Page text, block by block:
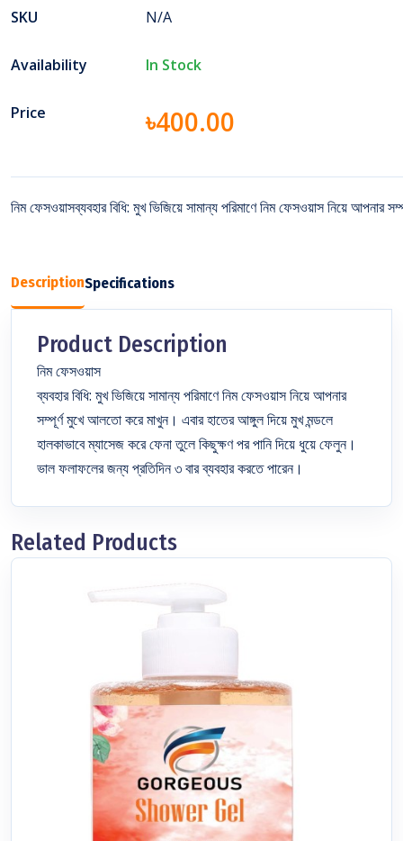
SKU N/A
Availability In Stock
Price ৳400.00
নিম ফেসওয়াসব্যবহার বিধি: মুখ ভিজিয়ে সামান্য পরিমাণে নিম ফেসওয়াস নিয়ে
DescriptionSpecifications
Product Description
নিম ফেসওয়াস
ব্যবহার বিধি: মুখ ভিজিয়ে সামান্য পরিমাণে নিম ফেসওয়াস নিয়ে আপনার
সম্পূর্ণ মুখে আলতো করে মাখুন। এবার হাতের আঙ্গুল দিয়ে মুখ মন্ডলে
হালকাভাবে ম্যাসেজ করে ফেনা তুলে কিছুক্ষণ পর পানি দিয়ে ধুয়ে ফেলুন।
ভাল ফলাফলের জন্য প্রতিদিন ৩ বার ব্যবহার করতে পারেন।
Related Products